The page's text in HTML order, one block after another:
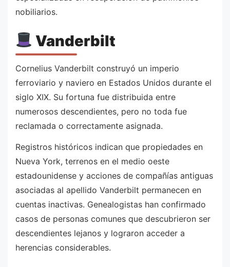
nobiliarios.
Vanderbilt
Cornelius Vanderbilt construyó un imperio
ferroviario y naviero en Estados Unidos durante el
siglo XIX. Su fortuna fue distribuida entre
numerosos descendientes, pero no toda fue
reclamada o correctamente asignada.
Registros históricos indican que propiedades en
Nueva York, terrenos en el medio oeste
estadounidense y acciones de compañías antiguas
asociadas al apellido Vanderbilt permanecen en
cuentas inactivas. Genealogistas han confirmado
casos de personas comunes que descubrieron ser
descendientes lejanos y lograron acceder a
herencias considerables.